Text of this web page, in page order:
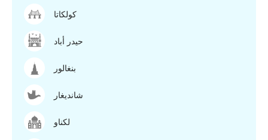
كولكاتا
حيدر أباد
بنغالور
شانديغار
لكناو